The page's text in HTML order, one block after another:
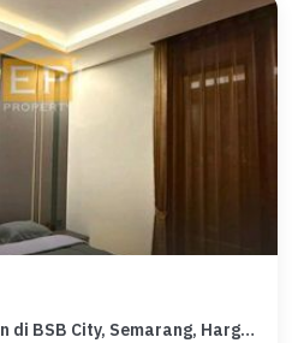
Rumah Minimalis Disewakan di BSB City, Semarang, Harga Ekonomis